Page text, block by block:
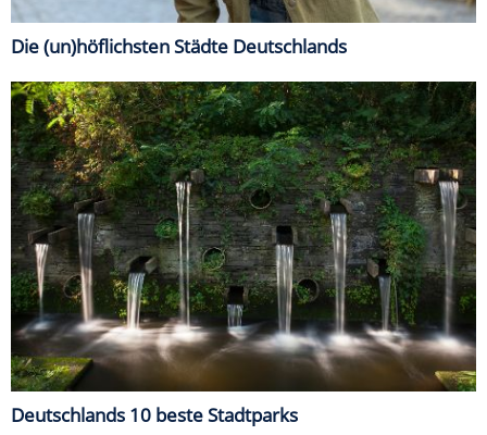
Die (un)höflichsten Städte Deutschlands
Deutschlands 10 beste Stadtparks